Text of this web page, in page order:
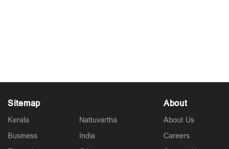
Latest
വാടക വീട്ടില്‍ ഗര്‍ഭിണി അബോധാവസ്ഥയില്‍;
ചികിത്സയിലിരിക്കെ മരണം
Sitemap
Kerala
Business
Nattuvartha
India
About
About Us
Careers